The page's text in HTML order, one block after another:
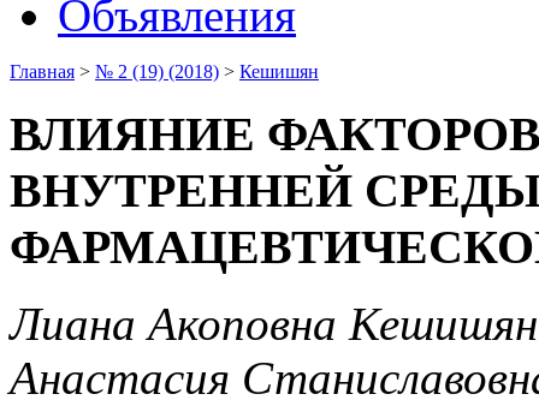
Объявления
Главная > № 2 (19) (2018) > Кешишян
ВЛИЯНИЕ
ВНУТРЕННЕЙ
Лиана Акоповна
Анастасия